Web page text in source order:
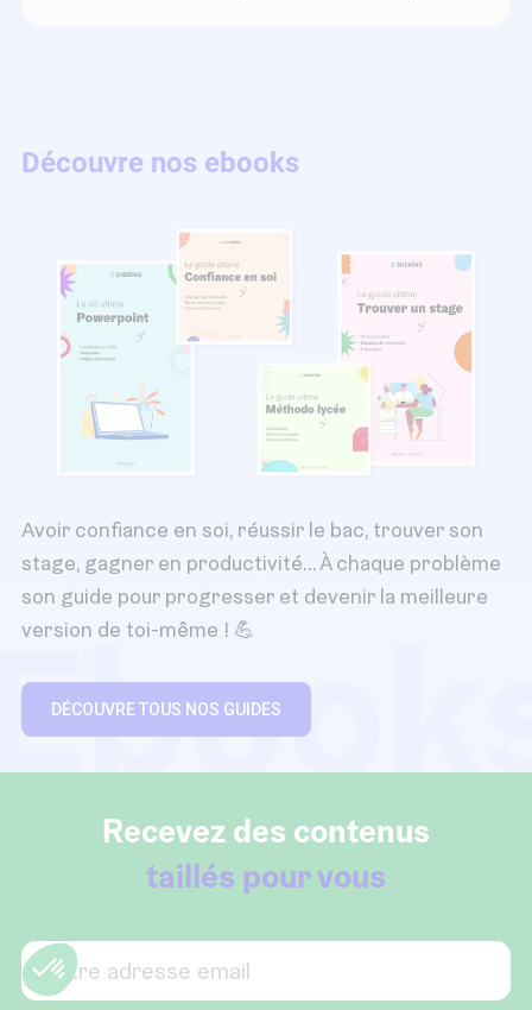
Découvre nos ebooks
Avoir confiance en soi, réussir le bac, trouver son
stage, gagner en productivité… À chaque problème
son guide pour progresser et devenir la meilleure
version de toi-même ! 💪
DÉCOUVRE TOUS NOS GUIDES
Recevez des contenus
taillés pour vous